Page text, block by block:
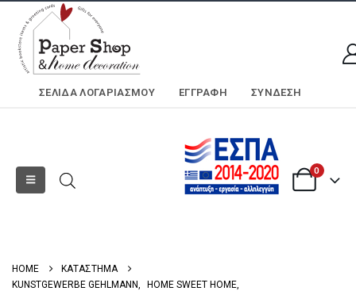
ΣΕΛΊΔΑ ΛΟΓΑΡΙΑΣΜΟΎ ΕΓΓΡΑΦΗ ΣΎΝΔΕΣΗ
0
HOME
ΚΑΤΑΣΤΗΜΑ
KUNSTGEWERBE GEHLMANN
HOME SWEET HOME